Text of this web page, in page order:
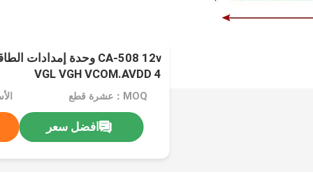
VGL VGH VCOM.AVDD 4
MOQ：عشرة قطع
افضل سعر